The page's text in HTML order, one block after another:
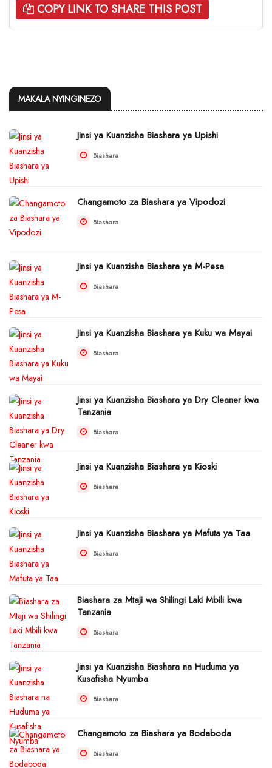
COPY LINK TO SHARE THIS POST
MAKALA NYINGINEZO
Jinsi ya Kuanzisha Biashara ya Upishi
Biashara
Changamoto za Biashara ya Vipodozi
Biashara
Jinsi ya Kuanzisha Biashara ya M-Pesa
Biashara
Jinsi ya Kuanzisha Biashara ya Kuku wa Mayai
Biashara
Jinsi ya Kuanzisha Biashara ya Dry Cleaner kwa
Tanzania
Biashara
Jinsi ya Kuanzisha Biashara ya Kioski
Biashara
Jinsi ya Kuanzisha Biashara ya Mafuta ya Taa
Biashara
Biashara za Mtaji wa Shilingi Laki Mbili kwa
Tanzania
Biashara
Jinsi ya Kuanzisha Biashara na Huduma ya
Kusafisha Nyumba
Biashara
Changamoto za Biashara ya Bodaboda
Biashara